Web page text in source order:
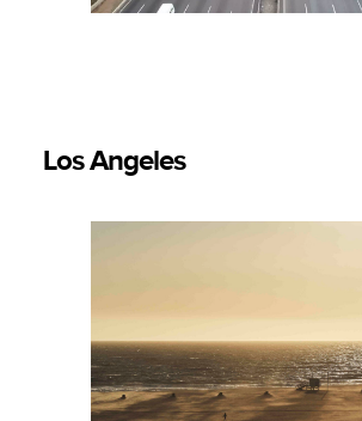
Los Angeles